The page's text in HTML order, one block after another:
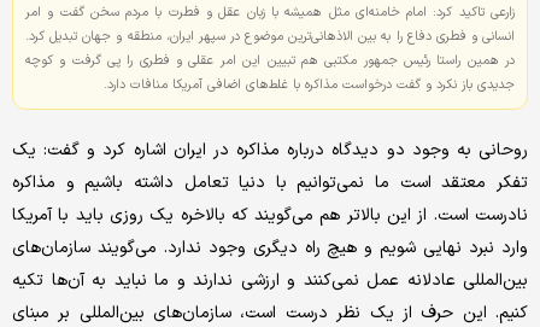
زارعی تاکید کرد: امام خامنه‌ای مثل همیشه با زبان عقل و فطرت با مردم سخن گفت و امر
انسانی و فطری دفاع را به بین الاذهانی‌ترین موضوع در سپهر ایران، منطقه و جهان تبدیل کرد.
در همین راستا رئیس جمهور مکتبی هم تبیین این امر عقلی و فطری را پی گرفت و کوچه
جدیدی باز نکرد و گفت درخواست مذاکره با غلط‌های اضافی آمریکا منافات دارد.
روحانی به وجود دو دیدگاه درباره مذاکره در ایران اشاره کرد و گفت: یک
تفکر معتقد است ما نمی‌توانیم با دنیا تعامل داشته باشیم و مذاکره
نادرست است. از این بالاتر هم می‌گویند که بالاخره یک روزی باید با آمریکا
وارد نبرد نهایی شویم و هیچ راه دیگری وجود ندارد. می‌گویند سازمان‌های
بین‌المللی عادلانه عمل نمی‌کنند و ارزشی ندارند و ما نباید به آن‌ها تکیه
کنیم. این حرف از یک نظر درست است، سازمان‌های بین‌المللی بر مبنای